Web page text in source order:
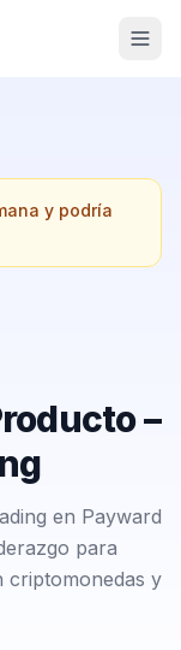
y podría
–
en Payward
para
criptomonedas y